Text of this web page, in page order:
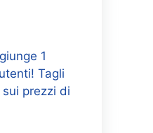
1
Tagli
sui prezzi di